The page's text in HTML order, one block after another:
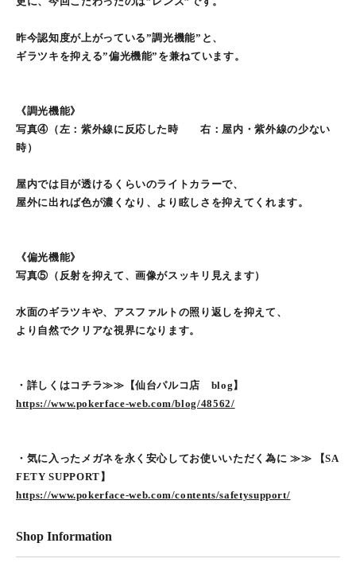
昨今認知度が上がっている”調光機能”と、
ギラツキを抑える”偏光機能”を兼ねています。
《調光機能》
写真④（左：紫外線に反応した時 右：屋内・紫外線の少ない
時）
屋内では目が透けるくらいのライトカラーで、
屋外に出れば色が濃くなり、より眩しさを抑えてくれます。
《偏光機能》
写真⑤（反射を抑えて、画像がスッキリ見えます）
水面のギラツキや、アスファルトの照り返しを抑えて、
より自然でクリアな視界になります。
・詳しくはコチラ≫≫【仙台パルコ店 blog】
https://www.pokerface-web.com/blog/48562/
・気に入ったメガネを永く安心してお使いいただく為に ≫≫ 【SA
FETY SUPPORT】
https://www.pokerface-web.com/contents/safetysupport/
Shop Information